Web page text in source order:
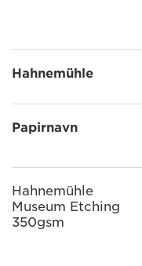
Hahnemühle
Papirnavn
Hahnemühle
Museum Etching
350gsm